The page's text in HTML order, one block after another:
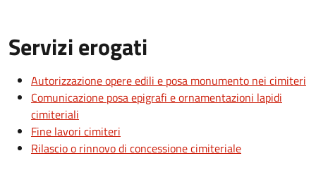
Servizi erogati
Autorizzazione opere edili e posa monumento nei cimiteri
Comunicazione posa epigrafi e ornamentazioni lapidi
cimiteriali
Fine lavori cimiteri
Rilascio o rinnovo di concessione cimiteriale